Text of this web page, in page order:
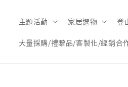
主題活動 家居選物 登
大量採購/禮贈品/客製化/經銷合